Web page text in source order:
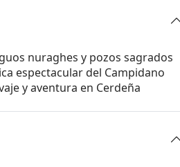
nuraghes y pozos sagrados
espectacular del Campidano
y aventura en Cerdeña